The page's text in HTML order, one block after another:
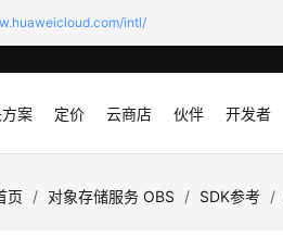
intl/
案 定价 云商店 伙伴 开发者
页 / 对象存储服务 OBS / SDK参考 /